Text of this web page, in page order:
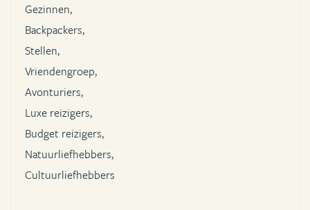
Gezinnen,
Backpackers,
Stellen,
Vriendengroep,
Avonturiers,
Luxe reizigers,
Budget reizigers,
Natuurliefhebbers,
Cultuurliefhebbers